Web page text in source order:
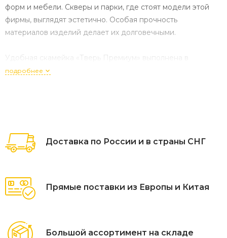
форм и мебели. Скверы и парки, где стоят модели этой
фирмы, выглядят эстетично. Особая прочность
материалов изделий делает их долговечными.
Удобная скамейка «Тверь Премиум» выполнена в
классическом стиле из бруса хвойных пород. Древесина
подробнее
Доставка по России и в страны СНГ
Прямые поставки из Европы и Китая
Большой ассортимент на складе